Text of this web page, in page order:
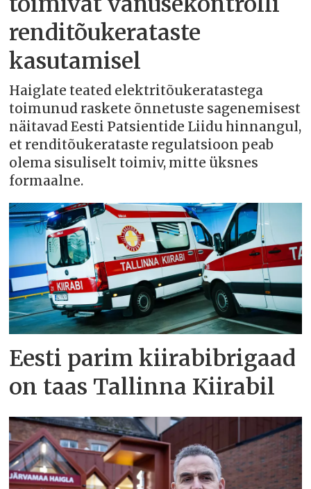
renditõukerataste
kasutamisel
Haiglate teated elektritõukeratastega
toimunud raskete õnnetuste sagenemisest
näitavad Eesti Patsientide Liidu hinnangul,
et renditõukerataste regulatsioon peab
olema sisuliselt toimiv, mitte üksnes
formaalne.
Eesti parim kiirabibrigaad
on taas Tallinna Kiirabil